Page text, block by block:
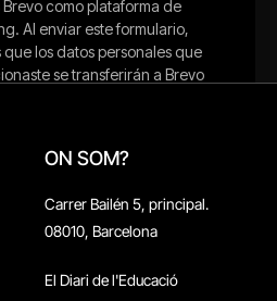
ON SOM?
Carrer Bailén 5, principal.
08010, Barcelona
El Diari de l'Educació